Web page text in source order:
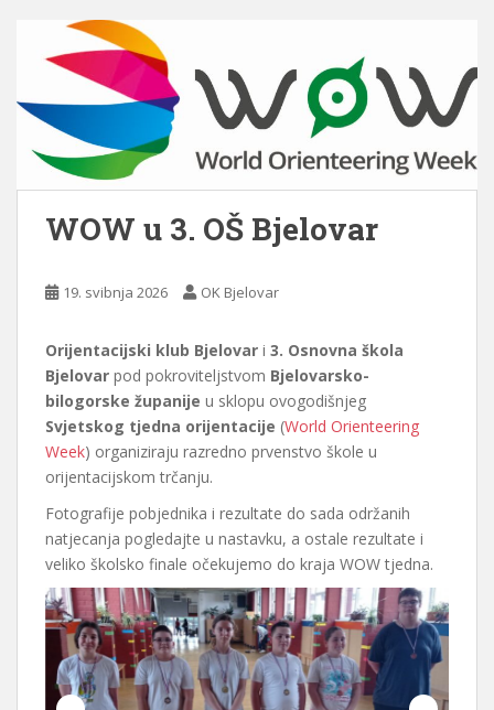
WOW u 3. OŠ Bjelovar
19. svibnja 2026 OK Bjelovar
Orijentacijski klub Bjelovar i 3. Osnovna škola
Bjelovar pod pokroviteljstvom Bjelovarsko-
bilogorske županije u sklopu ovogodišnjeg
Svjetskog tjedna orijentacije (World Orienteering
Week) organiziraju razredno prvenstvo škole u
orijentacijskom trčanju.
Fotografije pobjednika i rezultate do sada održanih
natjecanja pogledajte u nastavku, a ostale rezultate i
veliko školsko finale očekujemo do kraja WOW tjedna.